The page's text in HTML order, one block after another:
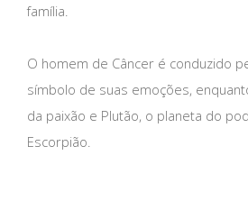
família.
O homem de Câncer é conduzido
símbolo de suas emoções,
da paixão e Plutão, o planeta do
Escorpião.